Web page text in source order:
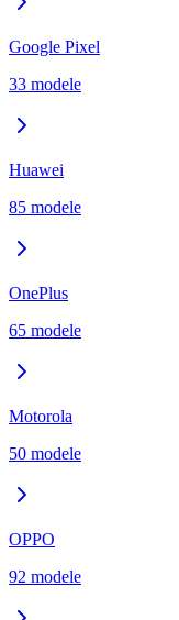
Google Pixel
33 modele
Huawei
85 modele
OnePlus
65 modele
Motorola
50 modele
OPPO
92 modele